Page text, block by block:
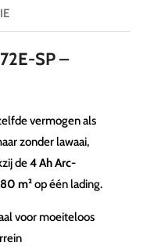
SP –
vermogen als
zonder lawaai,
de4 Ah Arc-
m²op één lading.
voor moeiteloos